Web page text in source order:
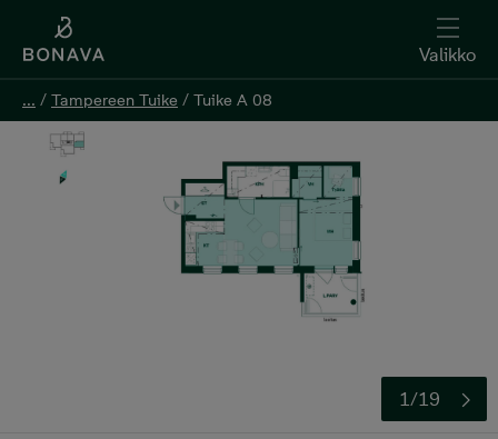
Valikko
... / Tampereen Tuike / Tuike A 08
1/19
... / Tampereen Tuike / Tuike A 08